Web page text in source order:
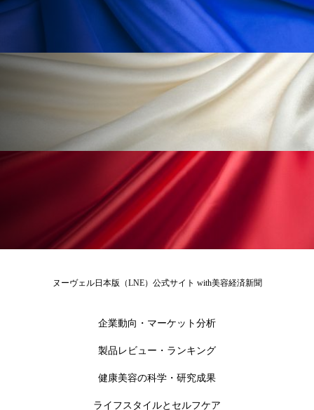
Gemini Instagram
アスタキサンチン
アスレジャーコスメ アレルギー アロマ
アンチソリチュード
インナービューティーアワード2025受賞商品
ウェアラブルデバイス ウェルネス
ウェルビーイング エイジングケア
クルエルティフリー クレンジング
ヌーヴェル日本版（LNE）公式サイト with美容経済新聞
企業動向・マーケット分析
製品レビュー・ランキング
健康美容の科学・研究成果
ライフスタイルとセルフケア